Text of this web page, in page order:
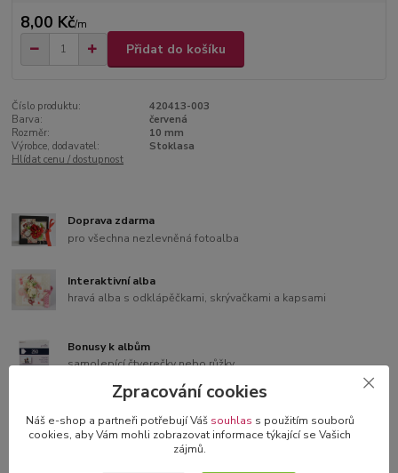
8,00 Kč/m
Přidat do košíku
Číslo produktu:
420413-003
Barva:
červená
Rozměr:
10 mm
Výrobce, dodavatel:
Stoklasa
Hlídat cenu / dostupnost
Doprava zdarma
pro všechna nezlevněná fotoalba
Interaktivní alba
hravá alba s odklápěčkami, skrývačkami a kapsami
Bonusy k albům
samolepící čtverečky nebo růžky
originální blahopřání s 3D dekorací
Zpracování cookies
Náš e-shop a partneři potřebují Váš souhlas s použitím souborů
cookies, aby Vám mohli zobrazovat informace týkající se Vašich
zájmů.